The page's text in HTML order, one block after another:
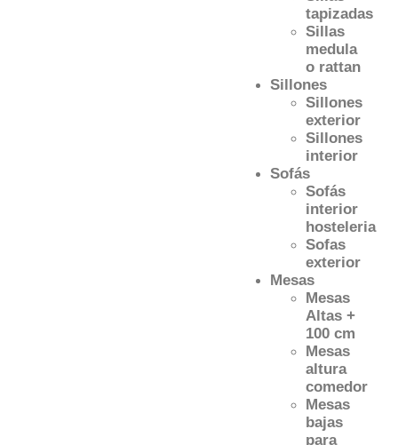
tapizadas
Sillas
medula
o rattan
Sillones
Sillones
exterior
Sillones
interior
Sofás
Sofás
interior
hosteleria
Sofas
exterior
Mesas
Mesas
Altas +
100 cm
Mesas
altura
comedor
Mesas
bajas
para